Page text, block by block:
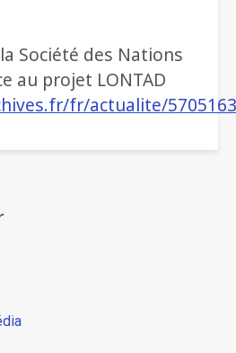
Société des Nations
au projet LONTAD
fr/actualite/